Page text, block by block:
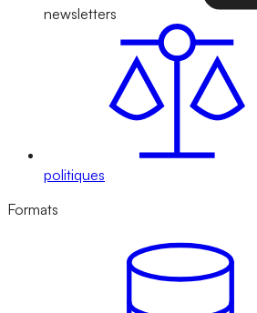
newsletters
politiques
Formats